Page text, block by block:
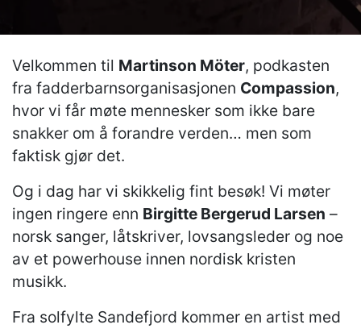
Velkommen til Martinson Möter, podkasten
fra fadderbarnsorganisasjonen Compassion,
hvor vi får møte mennesker som ikke bare
snakker om å forandre verden… men som
faktisk gjør det.
Og i dag har vi skikkelig fint besøk! Vi møter
ingen ringere enn Birgitte Bergerud Larsen –
norsk sanger, låtskriver, lovsangsleder og noe
av et powerhouse innen nordisk kristen
musikk.
Fra solfylte Sandefjord kommer en artist med